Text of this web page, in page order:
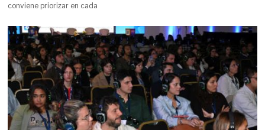
conviene priorizar en cada